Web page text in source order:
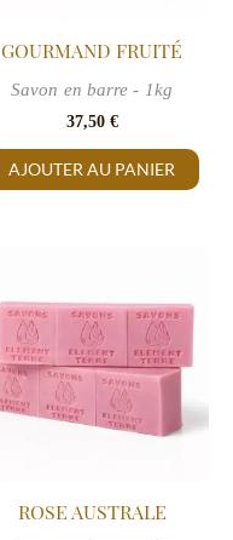
GOURMAND FRUITÉ
Savon en barre - 1kg
37,50 €
AJOUTER AU PANIER
ROSE AUSTRALE